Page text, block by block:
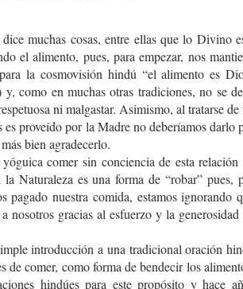
muchas cosas, entre ellas que lo Divino
el alimento, pues, para empezar, nos
la cosmovisión hindú “el alimento es
y, como en muchas otras tradiciones, no se
ni malgastar. Asimismo, al tratarse de
es proveído por la Madre no deberíamos darlo
bien agradecerlo.
comer sin conciencia de esta relación
la Naturaleza es una forma de “robar” pues,
pagado nuestra comida, estamos ignorando
nosotros gracias al esfuerzo y la generosidad
introducción a una tradicional oración
de comer, como forma de bendecir los
hindúes para este propósito y hace